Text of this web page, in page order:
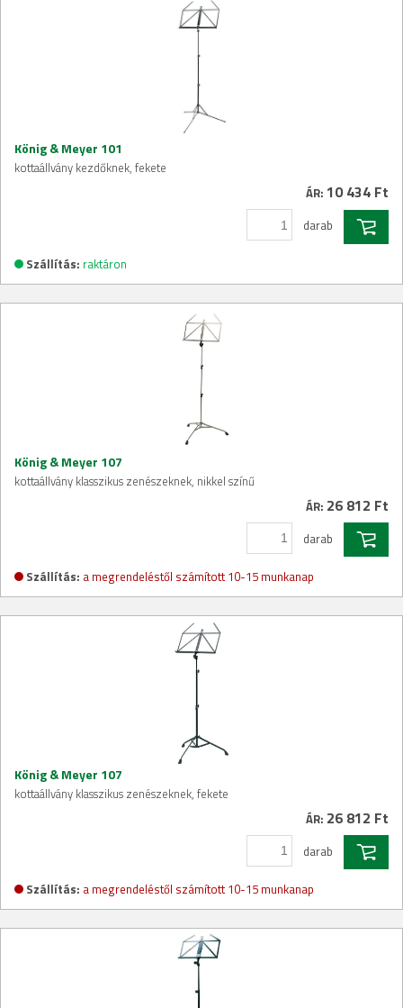
König & Meyer 101
kottaállvány kezdőknek, fekete
ÁR: 10 434 Ft
darab
Szállítás: raktáron
König & Meyer 107
kottaállvány klasszikus zenészeknek, nikkel színű
ÁR: 26 812 Ft
darab
Szállítás: a megrendeléstől számított 10-15 munkanap
König & Meyer 107
kottaállvány klasszikus zenészeknek, fekete
ÁR: 26 812 Ft
darab
Szállítás: a megrendeléstől számított 10-15 munkanap